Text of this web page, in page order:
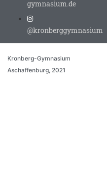
gymnasium.de
@kronberggymnasium
Kronberg-Gymnasium
Aschaffenburg, 2021